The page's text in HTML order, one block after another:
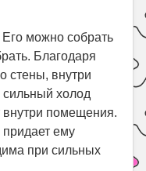
можно собрать
Благодаря
стены, внутри
сильный холод
внутри помещения.
придает ему
при сильных